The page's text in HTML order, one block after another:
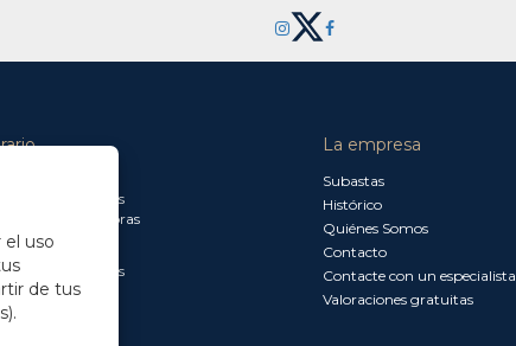
9.00 a 13.30 horas
14.30 a 18.00 horas
a 15.00 horas
La empresa
Subastas
Histórico
Quiénes Somos
Contacto
Contacte con un especialista
Valoraciones gratuitas
el uso
de tus